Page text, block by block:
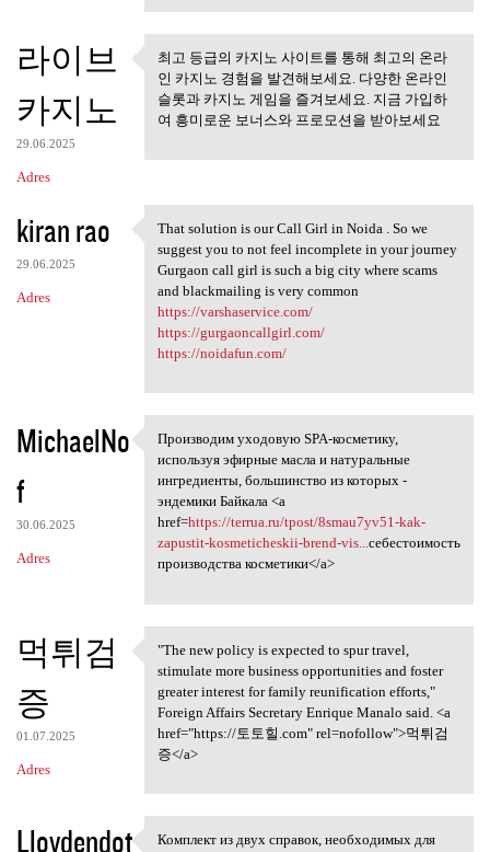
a
r
z
e
라이브
카지노
29.06.2025
Adres
최고 등급의 카지노 사이트를 통
해 최고의 온라인
최고 등급의 카지노 사이트를 통해 최고의 온라
인 카지노 경험을 발견해보세요. 다양한 온라인
슬롯과 카지노 게임을 즐겨보세요. 지금 가입하
여 흥미로운 보너스와 프로모션을 받아보세요
kiran rao
29.06.2025
Adres
That solution is our Call
That solution is our Call Girl in Noida . So we
suggest you to not feel incomplete in your journey
Gurgaon call girl is such a big city where scams
and blackmailing is very common
https://varshaservice.com/
https://gurgaoncallgirl.com/
https://noidafun.com/
MichaelNo
f
30.06.2025
Adres
Производим уходовую SPA
Производим уходовую SPA-косметику,
используя эфирные масла и натуральные
ингредиенты, большинство из которых -
эндемики Байкала <a
href=https://terrua.ru/tpost/8smau7yv51-kak-
zapustit-kosmeticheskii-brend-vis...себестоимость
производства косметики</a>
먹튀검
증
01.07.2025
Adres
"The new policy is expected
"The new policy is expected to spur travel,
stimulate more business opportunities and foster
greater interest for family reunification efforts,"
Foreign Affairs Secretary Enrique Manalo said. <a
href="https://토토힐.com" rel=nofollow">먹튀검
증</a>
Lloydendot Комплект из двух справок, необходимых для